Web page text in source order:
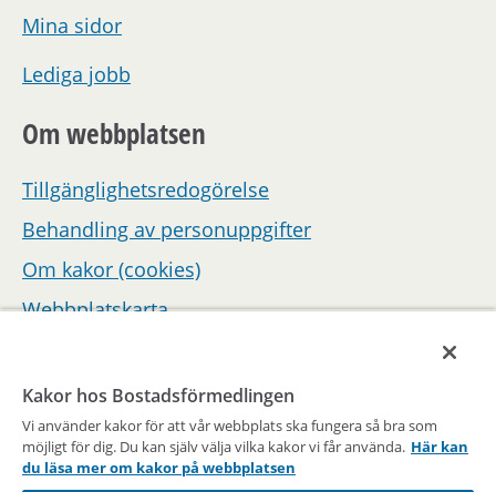
Mina sidor
Lediga jobb
Om webbplatsen
Tillgänglighetsredogörelse
Behandling av personuppgifter
Om kakor (cookies)
Webbplatskarta
Kakor hos Bostadsförmedlingen
Vi använder kakor för att vår webbplats ska fungera så bra som
möjligt för dig. Du kan själv välja vilka kakor vi får använda. Här kan
du läsa mer om kakor på webbplatsen